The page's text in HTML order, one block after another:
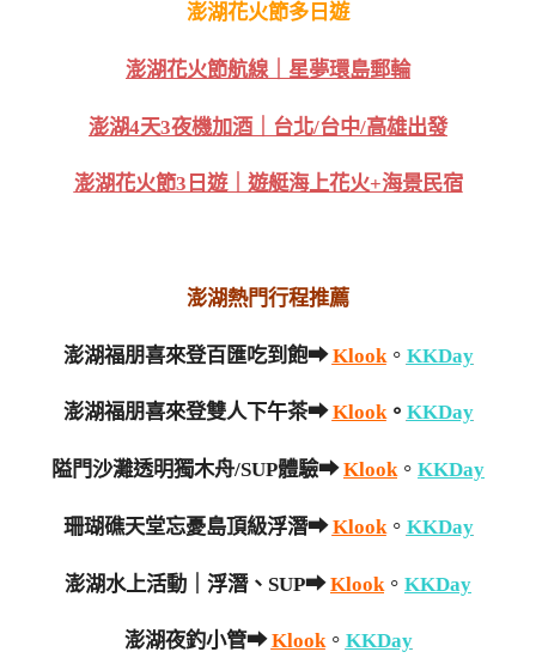
澎湖花火節多日遊
澎湖花火節航線｜星夢環島郵輪
澎湖4天3夜機加酒｜台北/台中/高雄出發
澎湖花火節3日遊｜遊艇海上花火+海景民宿
澎湖熱門行程推薦
澎湖福朋喜來登百匯吃到飽➡Klook。 KKDay
澎湖福朋喜來登雙人下午茶➡Klook。 KKDay
隘門沙灘透明獨木舟/SUP體驗➡Klook。 KKDay
珊瑚礁天堂忘憂島頂級浮潛➡Klook。 KKDay
澎湖水上活動｜浮潛、SUP➡Klook 。 KKDay
澎湖夜釣小管➡Klook。 KKDay